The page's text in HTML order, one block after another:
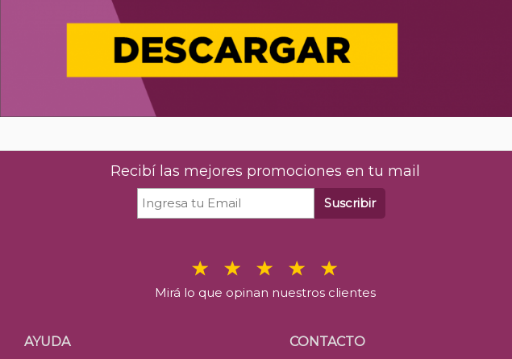
Recibí las mejores promociones en tu mail
Suscribir
Mirá lo que opinan nuestros clientes
AYUDA CONTACTO